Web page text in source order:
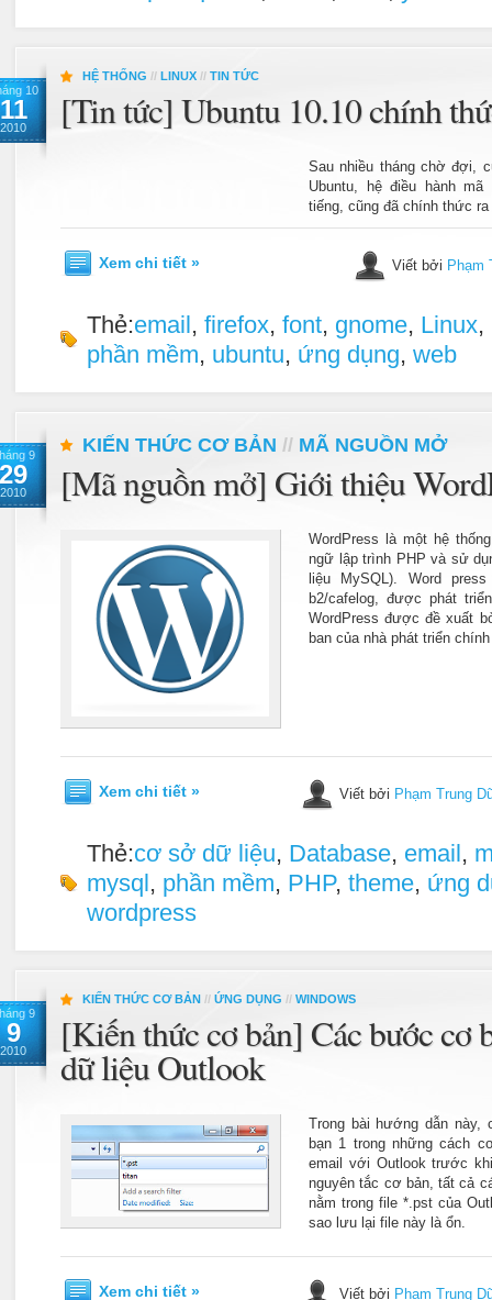
10
11
2010
HỆ THỐNG // LINUX // TIN TỨC
[Tin tức] Ubuntu 10.10 chính
Sau nhiều tháng chờ đợi,
Ubuntu, hệ điều hành
tiếng, cũng đã chính thức
Xem chi tiết » Viết bởi Phạm
Thẻ:email, firefox, font, gnome, Linux,
phần mềm, ubuntu, ứng dụng, web
9
29
2010
KIẾN THỨC CƠ BẢN // MÃ NGUỒN MỞ
[Mã nguồn mở] Giới thiệu
WordPress là một hệ
ngữ lập trình PHP và sử
liệu MySQL). Word
b2/cafelog, được phát
WordPress được đề xuất
ban của nhà phát triển
Xem chi tiết » Viết bởi Phạm Trung
Thẻ:cơ sở dữ liệu, Database, email,
mysql, phần mềm, PHP, theme, ứng
wordpress
9
9
2010
KIẾN THỨC CƠ BẢN // ỨNG DỤNG // WINDOWS
[Kiến thức cơ bản] Các bước cơ
dữ liệu Outlook
Trong bài hướng dẫn
bạn 1 trong những cách
email với Outlook trước
nguyên tắc cơ bản, tất cả
nằm trong file *.pst của
sao lưu lại file này là ổn.
Xem chi tiết » Viết bởi Phạm Trung